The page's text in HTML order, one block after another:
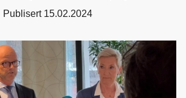
Publisert 15.02.2024